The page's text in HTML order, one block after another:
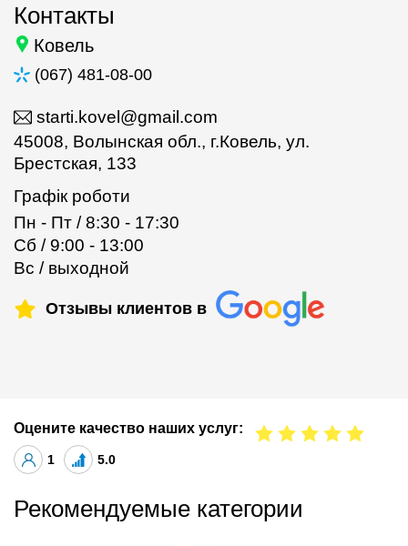
Контакты
Ковель
(067) 481-08-00
starti.kovel@gmail.com
45008, Волынская обл., г.Ковель, ул.
Брестская, 133
Графік роботи
Пн - Пт / 8:30 - 17:30
Сб / 9:00 - 13:00
Вс / выходной
Отзывы клиентов в
Оцените качество наших услуг:
1 5.0
Рекомендуемые категории